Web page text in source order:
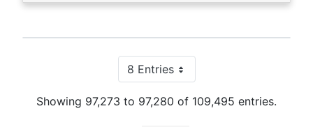
8 EntriesPer Page
Showing 97,273 to 97,280 of 109,495 entries.